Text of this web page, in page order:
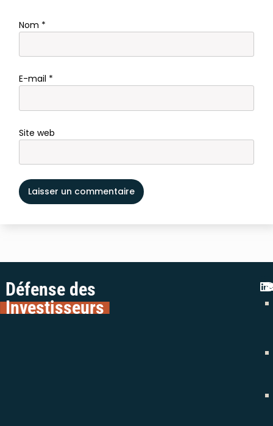
Nom *
E-mail *
Site web
Défense des
Investisseurs